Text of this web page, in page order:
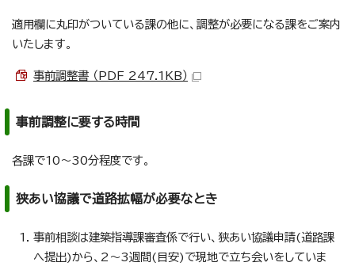
適用欄に丸印がついている課の他に、調整が必要になる課をご案内
いたします。
事前調整書 （PDF 247.1KB）
事前調整に要する時間
各課で10～30分程度です。
狭あい協議で道路拡幅が必要なとき
事前相談は建築指導課審査係で行い、狭あい協議申請(道路課
へ提出)から、2～3週間(目安)で現地で立ち会いをしていま